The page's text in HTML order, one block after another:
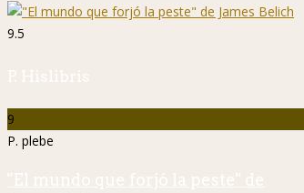
9.5
P. Hislibris
9
P. plebe
"El mundo que forjó la peste" de